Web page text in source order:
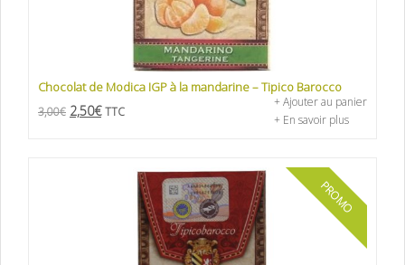
Chocolat de Modica IGP à la mandarine – Tipico Barocco
3,00€ 2,50€ TTC
+ Ajouter au panier
+ En savoir plus
PROMO